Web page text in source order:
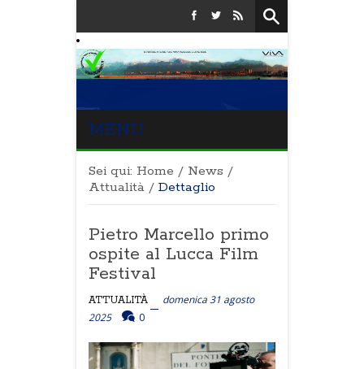
MENU
Sei qui: Home / News /
Attualità / Dettaglio
Pietro Marcello primo
ospite al Lucca Film
Festival
ATTUALITÀ
domenica 31 agosto
2025
0